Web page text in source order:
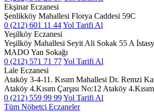
Ekşinar Eczanesi
Şenlikköy Mahallesi Florya Caddesi 59C
0 (212) 601 11 44Yol Tarifi Al
Yeşilköy Eczanesi
Yeşilköy Mahallesi Seyit Ali Sokak 55 A
MADO Yan Sokağı
0 (212) 571 71 77Yol Tarifi Al
Lale Eczanesi
Ataköy 3-4-11. Kısım Mahallesi Dr. Remzi
Ataköy 4.Kısım Çarşısı No:12 Ataköy 4.Kısım
0 (212) 559 99 99Yol Tarifi Al
Tüm Nöbetçi Eczaneler